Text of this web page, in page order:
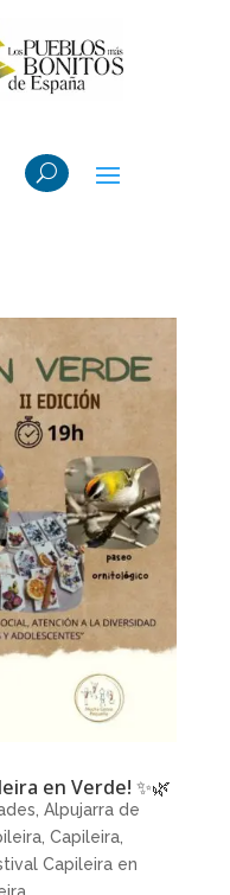
en Verde! ✨🌿
, Alpujarra de
, Capileira,
Capileira en